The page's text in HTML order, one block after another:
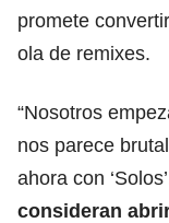
promete
ola de remixes.
“Nosotros
nos parece
ahora con
consideran